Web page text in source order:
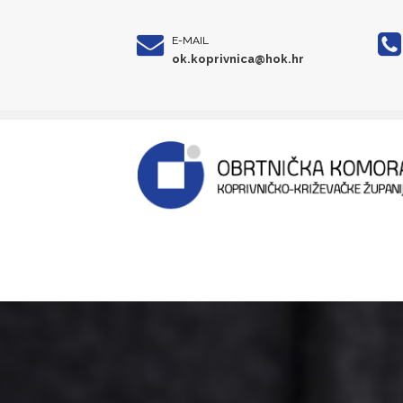
E-MAIL
ok.koprivnica@hok.hr